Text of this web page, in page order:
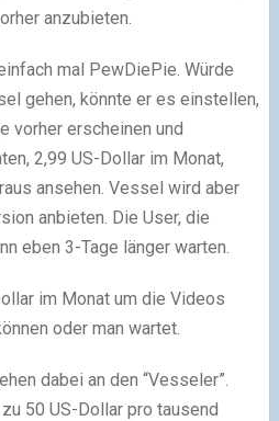
anzubieten.
mal PewDiePie. Würde
gehen, könnte er es einstellen,
vorher erscheinen und
2,99 US-Dollar im Monat,
ansehen. Vessel wird aber
anbieten. Die User, die
eben 3-Tage länger warten.
im Monat um die Videos
oder man wartet.
dabei an den “Vesseler”.
50 US-Dollar pro tausend